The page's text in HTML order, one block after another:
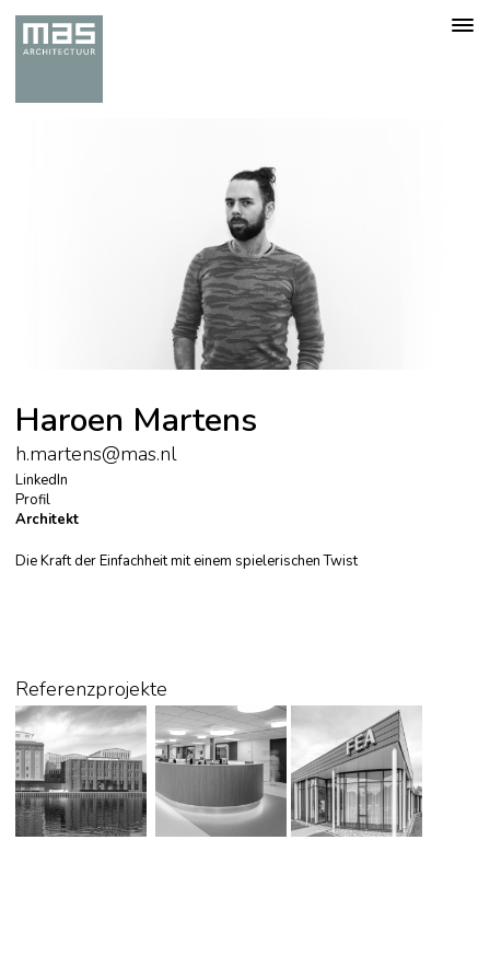
Haroen Martens
h.martens@mas.nl
LinkedIn
Profil
Architekt
Die Kraft der Einfachheit mit einem spielerischen Twist
Referenzprojekte